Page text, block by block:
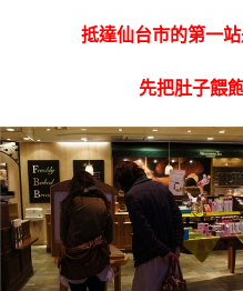
抵達仙台市的第一
先把肚子餵